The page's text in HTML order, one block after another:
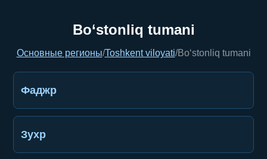
Bo‘stonliq tumani
Основные регионы/Toshkent viloyati/Bo‘stonliq tumani
Фаджр
Зухр